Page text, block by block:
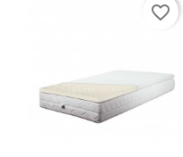
favorite_border